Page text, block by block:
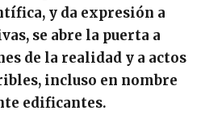
y da expresión a
se abre la puerta a
de la realidad y a actos
incluso en nombre
edificantes.